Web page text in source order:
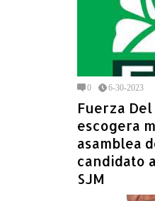
0 6-30-2023
Fuerza
escogera
asamblea
candidato
SJM